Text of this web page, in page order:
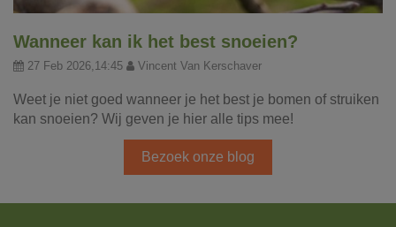
Wanneer kan ik het best snoeien?
27 Feb 2026,14:45 Vincent Van Kerschaver
Weet je niet goed wanneer je het best je bomen of struiken
kan snoeien? Wij geven je hier alle tips mee!
Bezoek onze blog